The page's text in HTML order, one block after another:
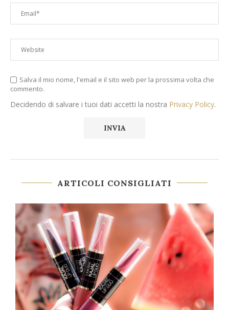
Salva il mio nome, l'email e il sito web per la prossima volta che
commento.
Decidendo di salvare i tuoi dati accetti la nostra Privacy Policy.
ARTICOLI CONSIGLIATI